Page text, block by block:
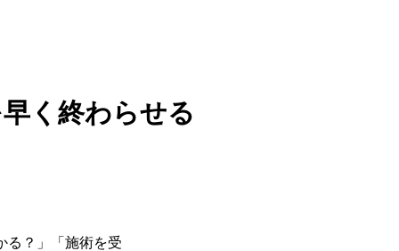
く終わらせる
る？」「施術を受